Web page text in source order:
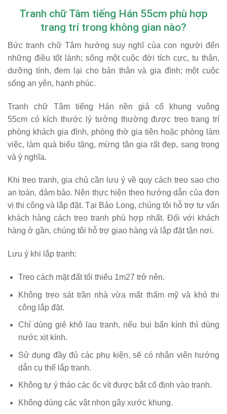
Tranh chữ Tâm tiếng Hán 55cm phù hợp
trang trí trong không gian nào?
Bức tranh chữ Tâm hướng suy nghĩ của con người đến
những điều tốt lành; sống một cuộc đời tích cực, tu thân,
dưỡng tính, đem lại cho bản thân và gia đình; một cuộc
sống an yên, hạnh phúc.
Tranh chữ Tâm tiếng Hán nền giả cổ khung vuông
55cm có kích thước lý tưởng thường được treo trang trí
phòng khách gia đình, phòng thờ gia tiên hoặc phòng làm
việc, làm quà biếu tặng, mừng tân gia rất đẹp, sang trọng
và ý nghĩa.
Khi treo tranh, gia chủ cần lưu ý về quy cách treo sao cho
an toàn, đảm bảo. Nên thực hiện theo hướng dẫn của đơn
vị thi công và lắp đặt. Tại Bảo Long, chúng tôi hỗ trợ tư vấn
khách hàng cách treo tranh phù hợp nhất. Đối với khách
hàng ở gần, chúng tôi hỗ trợ giao hàng và lắp đặt tận nơi.
Lưu ý khi lắp tranh:
Treo cách mặt đất tối thiểu 1m27 trở nên.
Không treo sát trần nhà vừa mất thẩm mỹ và khó thi
công lắp đặt.
Chỉ dùng giẻ khô lau tranh, nếu bụi bẩn kính thì dùng
nước xịt kính.
Sử dụng đầy đủ các phụ kiện, sẽ có nhân viên hướng
dẫn cụ thể lắp tranh.
Không tự ý tháo các ốc vít được bắt cố định vào tranh.
Không dùng các vật nhọn gây xước khung.